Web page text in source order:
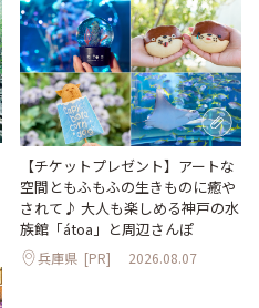
【チケットプレゼント】アートな
空間ともふもふの生きものに癒や
されて♪ 大人も楽しめる神戸の水
族館「átoa」と周辺さんぽ
兵庫県 [PR] 2026.08.07